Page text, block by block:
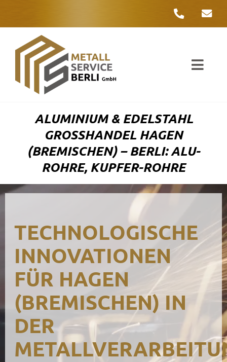
ALUMINIUM & EDELSTAHL
GROSSHANDEL HAGEN (
BREMISCHEN) – BERLI: ALU-R
OHRE, KUPFER-ROHRE
TECHNOLOGISCHE
INNOVATIONEN
FÜR HAGEN
(BREMISCHEN) IN
DER